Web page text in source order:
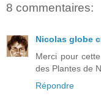
8 commentaires:
Nicolas globe
Merci pour
des Plantes de
Répondre